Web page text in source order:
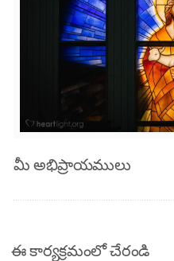
మీ అభిప్రాయములు
ఈ కార్యక్రమంలో చేరండి